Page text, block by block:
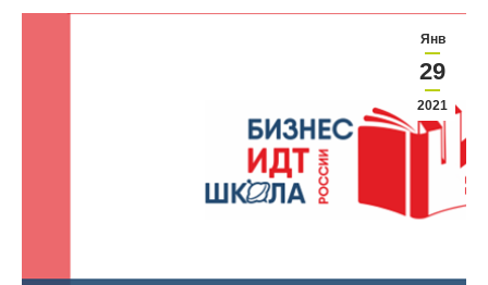
Янв
29
2021